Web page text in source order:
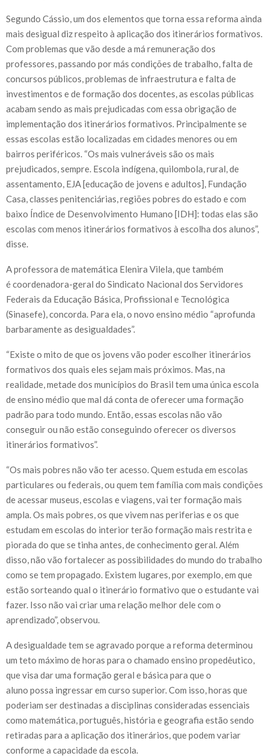
Segundo Cássio, um dos elementos que torna essa reforma ainda
mais desigual diz respeito à aplicação dos itinerários formativos.
Com problemas que vão desde a má remuneração dos
professores, passando por más condições de trabalho, falta de
concursos públicos, problemas de infraestrutura e falta de
investimentos e de formação dos docentes, as escolas públicas
acabam sendo as mais prejudicadas com essa obrigação de
implementação dos itinerários formativos. Principalmente se
essas escolas estão localizadas em cidades menores ou em
bairros periféricos. “Os mais vulneráveis são os mais
prejudicados, sempre. Escola indígena, quilombola, rural, de
assentamento, EJA [educação de jovens e adultos], Fundação
Casa, classes penitenciárias, regiões pobres do estado e com
baixo Índice de Desenvolvimento Humano [IDH]: todas elas são
escolas com menos itinerários formativos à escolha dos alunos”,
disse.
A professora de matemática Elenira Vilela, que também
é coordenadora-geral do Sindicato Nacional dos Servidores
Federais da Educação Básica, Profissional e Tecnológica
(Sinasefe), concorda. Para ela, o novo ensino médio “aprofunda
barbaramente as desigualdades”.
“Existe o mito de que os jovens vão poder escolher itinerários
formativos dos quais eles sejam mais próximos. Mas, na
realidade, metade dos municípios do Brasil tem uma única escola
de ensino médio que mal dá conta de oferecer uma formação
padrão para todo mundo. Então, essas escolas não vão
conseguir ou não estão conseguindo oferecer os diversos
itinerários formativos”.
“Os mais pobres não vão ter acesso. Quem estuda em escolas
particulares ou federais, ou quem tem família com mais condições
de acessar museus, escolas e viagens, vai ter formação mais
ampla. Os mais pobres, os que vivem nas periferias e os que
estudam em escolas do interior terão formação mais restrita e
piorada do que se tinha antes, de conhecimento geral. Além
disso, não vão fortalecer as possibilidades do mundo do trabalho
como se tem propagado. Existem lugares, por exemplo, em que
estão sorteando qual o itinerário formativo que o estudante vai
fazer. Isso não vai criar uma relação melhor dele com o
aprendizado”, observou.
A desigualdade tem se agravado porque a reforma determinou
um teto máximo de horas para o chamado ensino propedêutico,
que visa dar uma formação geral e básica para que o
aluno possa ingressar em curso superior. Com isso, horas que
poderiam ser destinadas a disciplinas consideradas essenciais
como matemática, português, história e geografia estão sendo
retiradas para a aplicação dos itinerários, que podem variar
conforme a capacidade da escola.